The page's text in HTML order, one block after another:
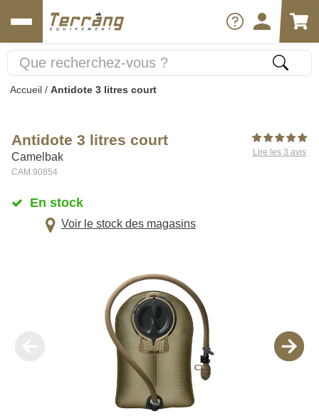
Accueil / Antidote 3 litres court
Antidote 3 litres court
Camelbak
CAM.90854
Lire les 3 avis
En stock
Voir le stock des magasins